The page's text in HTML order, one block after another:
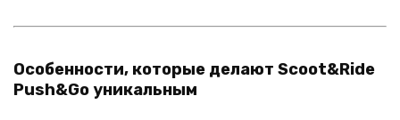
Особенности, которые делают Scoot&Ride
Push&Go уникальным